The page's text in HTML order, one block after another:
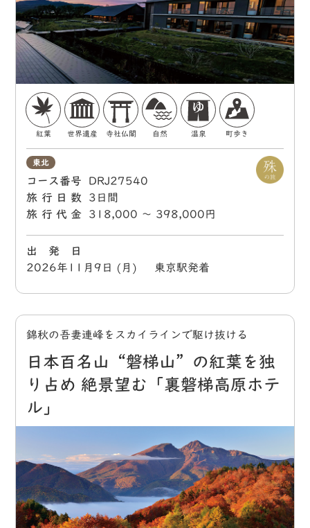
紅葉 世界遺産 寺社仏閣 自然 温泉 町歩き
東北
コース番号
DRJ27540
旅行日数
3日間
旅行代金
318,000 〜 398,000円
出 発 日
2026年11月9日 (月) 東京駅発着
錦秋の吾妻連峰をスカイラインで駆け抜ける
日本百名山“磐梯山”の紅葉を独
り占め 絶景望む「裏磐梯高原ホテ
ル」